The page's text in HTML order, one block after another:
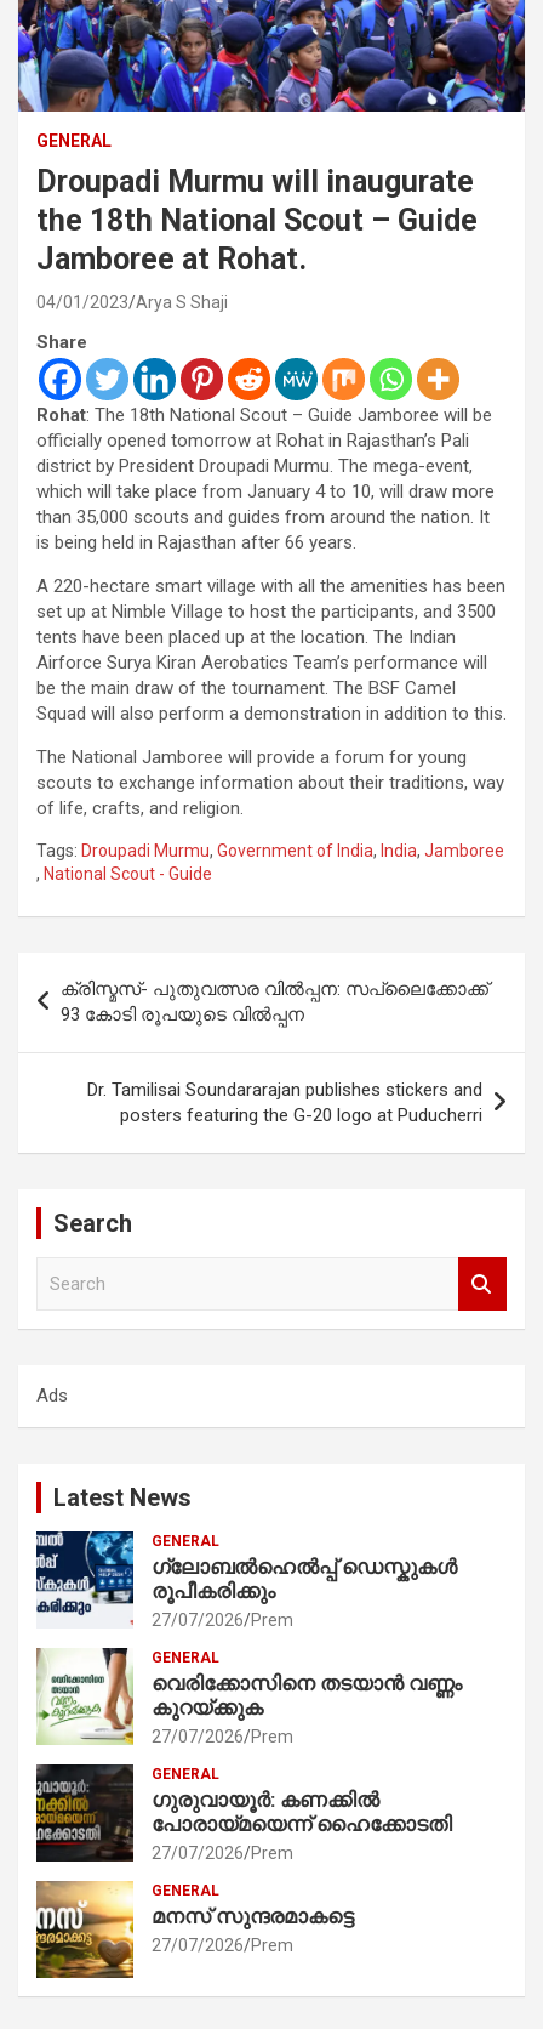
GENERAL
Droupadi Murmu will inaugurate
the 18th National Scout – Guide
Jamboree at Rohat.
04/01/2023 Arya S Shaji
Share
Rohat: The 18th National Scout – Guide Jamboree will be
officially opened tomorrow at Rohat in Rajasthan’s Pali
district by President Droupadi Murmu. The mega-event,
which will take place from January 4 to 10, will draw more
than 35,000 scouts and guides from around the nation. It
is being held in Rajasthan after 66 years.
A 220-hectare smart village with all the amenities has been
set up at Nimble Village to host the participants, and 3500
tents have been placed up at the location. The Indian
Airforce Surya Kiran Aerobatics Team’s performance will
be the main draw of the tournament. The BSF Camel
Squad will also perform a demonstration in addition to this.
The National Jamboree will provide a forum for young
scouts to exchange information about their traditions, way
of life, crafts, and religion.
Tags: Droupadi Murmu, Government of India, India, Jamboree
, National Scout - Guide
navigation
ക്രിസ്മസ്- പുതുവത്സര വിൽപ്പന: സപ്ലൈക്കോക്ക്
93 കോടി രൂപയുടെ വിൽപ്പന
Dr. Tamilisai Soundararajan publishes stickers and
posters featuring the G-20 logo at Puducherri
Search
h
Ads
Latest News
GENERAL
ഗ്ലോബൽഹെൽപ്പ് ഡെസ്കുകൾ
രൂപീകരിക്കും
27/07/2026 Prem
GENERAL
വെരിക്കോസിനെ തടയാൻ വണ്ണം
കുറയ്ക്കുക
27/07/2026 Prem
GENERAL
ഗുരുവായൂർ: കണക്കിൽ
പോരായ്മയെന്ന് ഹൈക്കോടതി
27/07/2026 Prem
GENERAL
മനസ് സുന്ദരമാകട്ടെ
27/07/2026 Prem